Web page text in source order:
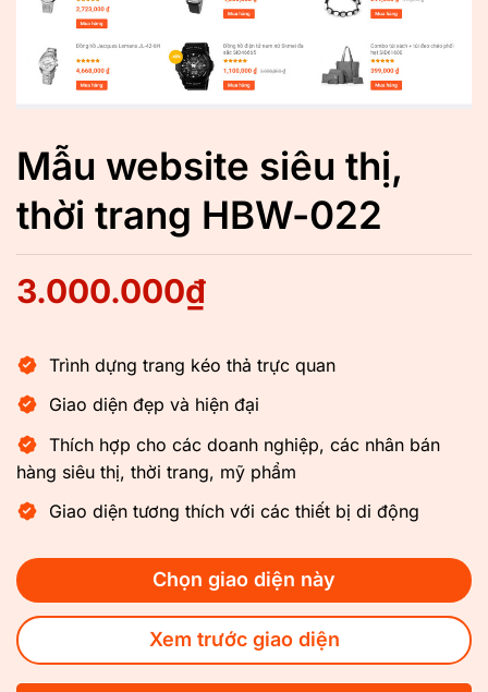
Mẫu website siêu thị,
thời trang HBW-022
3.000.000₫
Trình dựng trang kéo thả trực quan
Giao diện đẹp và hiện đại
Thích hợp cho các doanh nghiệp, các nhân bán
hàng siêu thị, thời trang, mỹ phẩm
Giao diện tương thích với các thiết bị di động
Chọn giao diện này
Xem trước giao diện